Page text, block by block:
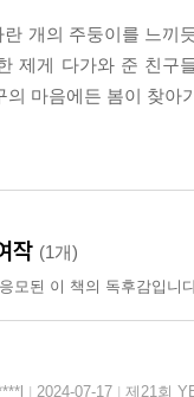
름답게 그리지 않습
연대를 통해 얻는
저씨의 삶은 누군가
씨 이야기』를 썼고
다. 그런데 이제 책이
개의 주둥이를 느끼
제게 다가와 준 친구
의 마음에든 봄이 찾아
작 (1개)
모된 이 책의 독후감입니
2024-07-17 제21회